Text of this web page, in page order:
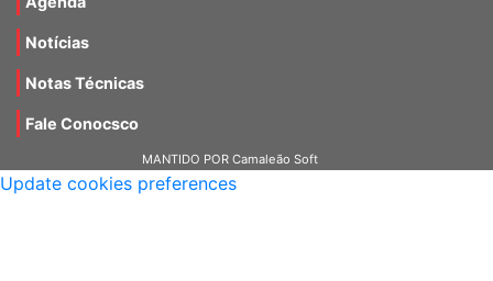
MANTIDO POR Camaleão Soft
Update cookies preferences